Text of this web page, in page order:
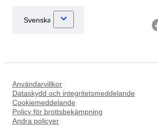
Användarvillkor
Dataskydd och integritetsmeddelande
Cookiemeddelande
Policy för brottsbekämpning
Andra policyer